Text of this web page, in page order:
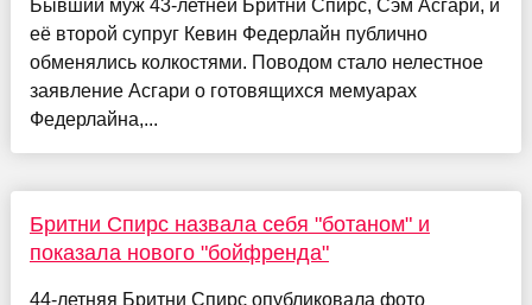
Бывший муж 43-летней Бритни Спирс, Сэм Асгари, и
её второй супруг Кевин Федерлайн публично
обменялись колкостями. Поводом стало нелестное
заявление Асгари о готовящихся мемуарах
Федерлайна,...
Бритни Спирс назвала себя "ботаном" и
показала нового "бойфренда"
44-летняя Бритни Спирс опубликовала фото